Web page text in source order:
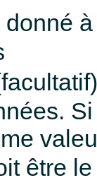
donné
être